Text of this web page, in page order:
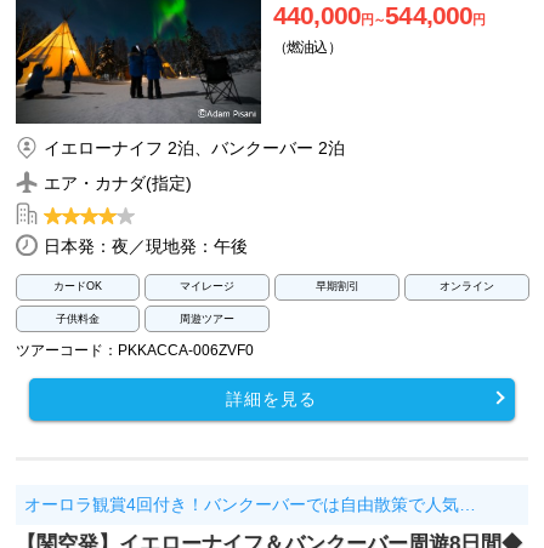
440,000円～544,000円
（燃油込）
イエローナイフ 2泊、バンクーバー 2泊
エア・カナダ(指定)
日本発：夜／現地発：午後
カードOK マイレージ 早期割引 オンライン
子供料金 周遊ツアー
ツアーコード：PKKACCA-006ZVF0
詳細を見る
オーロラ観賞4回付き！バンクーバーでは自由散策で人気…